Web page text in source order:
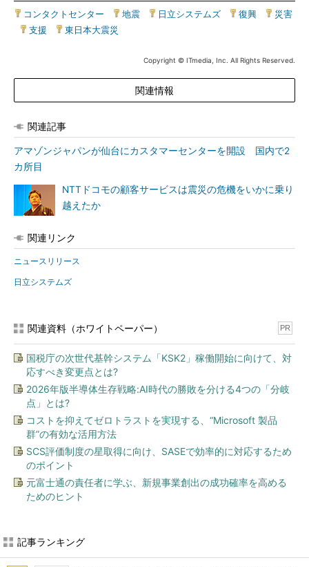
コンタクトセンター 地震 日立システムズ 復興
災害
支援 東日本大震災
Copyright © ITmedia, Inc. All Rights Reserved.
関連情報
関連記事
アマゾンジャパンが仙台にカスタマーセンターを開設 国内で2
カ所目
NTTドコモの顧客サービスは震災の危機をいかに乗り
越えたか
関連リンク
ニュースリリース
日立システムズ
関連資料（ホワイトペーパー） PR
国税庁の次世代基幹システム「KSK2」稼働開始に向けて、対
応すべき変更点とは?
2026年版半導体生存戦略:AI時代の勝敗を分ける4つの「分岐
点」とは?
コストを抑えてゼロトラストを実現する、“Microsoft 製品
群”の有効な活用方法
SCS評価制度の星取得に向け、SASEで効率的に対応するため
のポイント
元富士通の責任者に学ぶ、新規事業創出の成功確率を高める
ためのヒント
記事ランキング